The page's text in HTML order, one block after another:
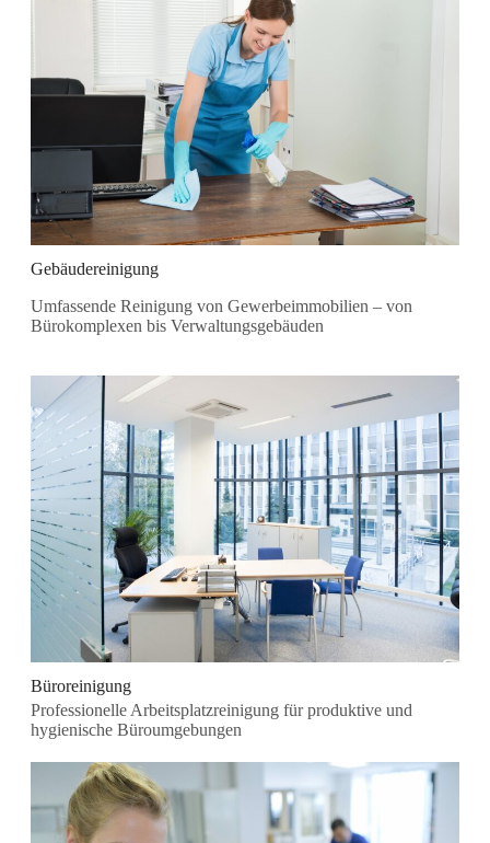
Gebäudereinigung
Umfassende Reinigung von Gewerbeimmobilien – von
Bürokomplexen bis Verwaltungsgebäuden
Büroreinigung
Professionelle Arbeitsplatzreinigung für produktive und
hygienische Büroumgebungen